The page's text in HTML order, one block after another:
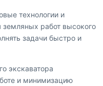
технологии и
работ высокого
задачи быстро и
экскаватора
и минимизацию